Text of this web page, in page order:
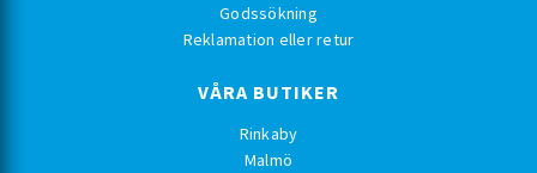
Godssökning
Reklamation eller retur
VÅRA BUTIKER
Rinkaby
Malmö